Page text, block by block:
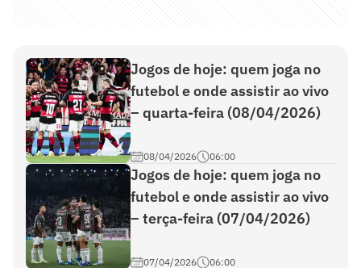
Jogos de hoje: quem joga no
futebol e onde assistir ao vivo
– quarta-feira (08/04/2026)
08/04/2026 06:00
Jogos de hoje: quem joga no
futebol e onde assistir ao vivo
– terça-feira (07/04/2026)
07/04/2026 06:00